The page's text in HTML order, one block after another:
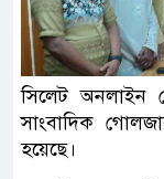
সিলেট অনলাইন
সাংবাদিক
হয়েছে।